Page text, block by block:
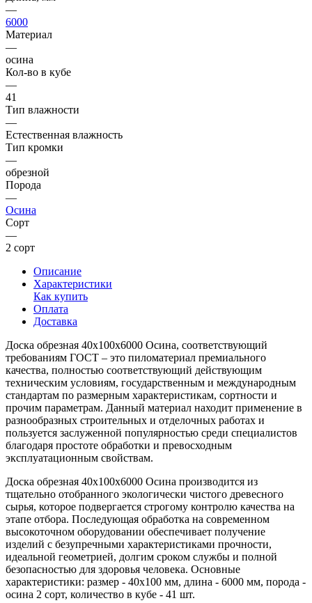
—
6000
Материал
—
осина
Кол-во в кубе
—
41
Тип влажности
—
Естественная влажность
Тип кромки
—
обрезной
Порода
—
Осина
Сорт
—
2 сорт
Описание
Характеристики
Как купить
Оплата
Доставка
Доска обрезная 40х100х6000 Осина, соответствующий
требованиям ГОСТ – это пиломатериал премиального
качества, полностью соответствующий действующим
техническим условиям, государственным и международным
стандартам по размерным характеристикам, сортности и
прочим параметрам. Данный материал находит применение в
разнообразных строительных и отделочных работах и
пользуется заслуженной популярностью среди специалистов
благодаря простоте обработки и превосходным
эксплуатационным свойствам.
Доска обрезная 40х100х6000 Осина производится из
тщательно отобранного экологически чистого древесного
сырья, которое подвергается строгому контролю качества на
этапе отбора. Последующая обработка на современном
высокоточном оборудовании обеспечивает получение
изделий с безупречными характеристиками прочности,
идеальной геометрией, долгим сроком службы и полной
безопасностью для здоровья человека. Основные
характеристики: размер - 40x100 мм, длина - 6000 мм, порода -
осина 2 сорт, количество в кубе - 41 шт.